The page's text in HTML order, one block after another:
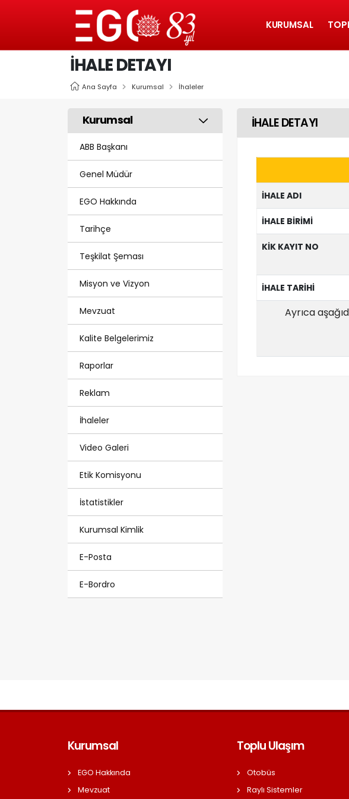
KURUMSAL
İHALE DETAYI
Ana Sayfa Kurumsal İhaleler
Kurumsal
ABB Başkanı
Genel Müdür
EGO Hakkında
Tarihçe
Teşkilat Şeması
Misyon ve Vizyon
Mevzuat
Kalite Belgelerimiz
Raporlar
Reklam
İhaleler
Video Galeri
Etik Komisyonu
İstatistikler
Kurumsal Kimlik
E-Posta
E-Bordro
İHALE DETAYI
İHALE ADI
İHALE BİRİMİ
KİK KAYIT NO
İHALE TARİHİ
Ayrıca
Kurumsal
EGO Hakkında
Mevzuat
Toplu Ulaşım
Otobüs
Raylı Sistemler